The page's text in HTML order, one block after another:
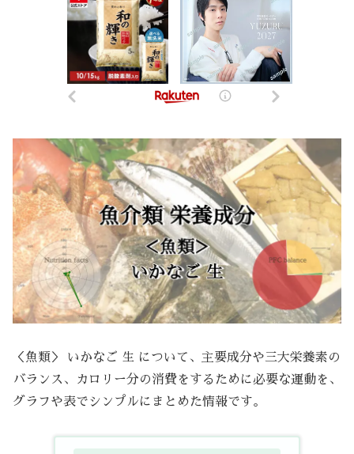
＜魚類＞ いかなご 生 について、主要成分や三大栄養素の
バランス、カロリー分の消費をするために必要な運動を、
グラフや表でシンプルにまとめた情報です。